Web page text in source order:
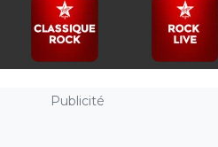
Publicité